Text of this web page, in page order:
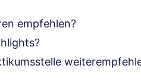
empfehlen?